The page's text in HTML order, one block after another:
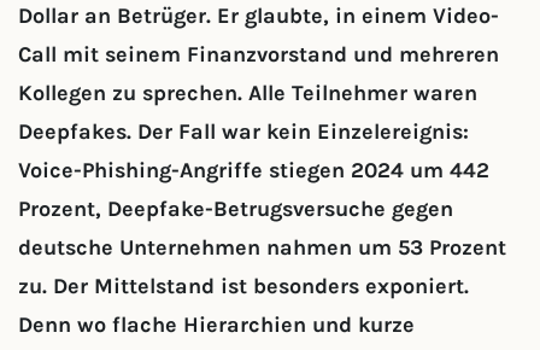
Dollar an Betrüger. Er glaubte, in einem Video-
Call mit seinem Finanzvorstand und mehreren
Kollegen zu sprechen. Alle Teilnehmer waren
Deepfakes. Der Fall war kein Einzelereignis:
Voice-Phishing-Angriffe stiegen 2024 um 442
Prozent, Deepfake-Betrugsversuche gegen
deutsche Unternehmen nahmen um 53 Prozent
zu. Der Mittelstand ist besonders exponiert.
Denn wo flache Hierarchien und kurze